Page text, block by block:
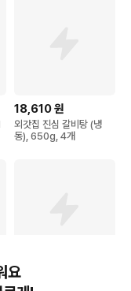
18,610원
외갓집 진심 갈비탕 (냉
동), 650g, 4개
10,950
요